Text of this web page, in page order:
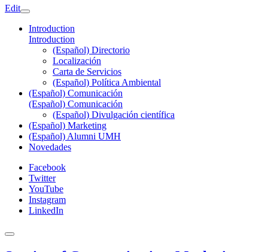
Edit
Introduction
Introduction
(Español) Directorio
Localización
Carta de Servicios
(Español) Política Ambiental
(Español) Comunicación
(Español) Comunicación
(Español) Divulgación científica
(Español) Marketing
(Español) Alumni UMH
Novedades
Facebook
Twitter
YouTube
Instagram
LinkedIn